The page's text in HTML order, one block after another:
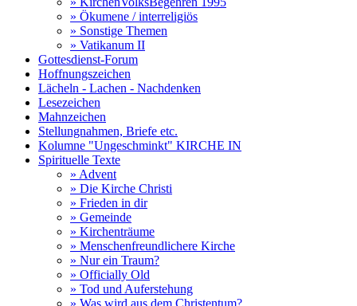
» Ökumene / interreligiös
» Sonstige Themen
» Vatikanum II
Gottesdienst-Forum
Hoffnungszeichen
Lächeln - Lachen - Nachdenken
Lesezeichen
Mahnzeichen
Stellungnahmen, Briefe etc.
Kolumne "Ungeschminkt" KIRCHE IN
Spirituelle Texte
» Advent
» Die Kirche Christi
» Frieden in dir
» Gemeinde
» Kirchenträume
» Menschenfreundlichere Kirche
» Nur ein Traum?
» Officially Old
» Tod und Auferstehung
» Was wird aus dem Christentum?